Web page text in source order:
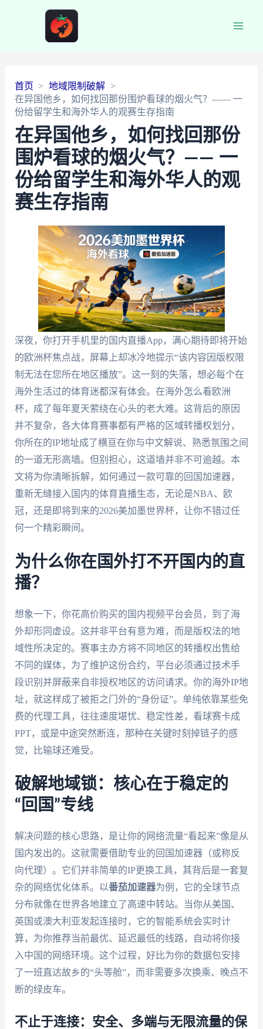
首页
地域限制破解
在异国他乡，如何找回那份围炉看球的烟火气？—— 一
份给留学生和海外华人的观赛生存指南
在异国他乡，如何找回那份
围炉看球的烟火气？—— 一
份给留学生和海外华人的观
赛生存指南
深夜，你打开手机里的国内直播App，满心期待即将开始
的欧洲杯焦点战，屏幕上却冰冷地提示“该内容因版权限
制无法在您所在地区播放”。这一刻的失落，想必每个在
海外生活过的体育迷都深有体会。在海外怎么看欧洲
杯，成了每年夏天萦绕在心头的老大难。这背后的原因
并不复杂，各大体育赛事都有严格的区域转播权划分，
你所在的IP地址成了横亘在你与中文解说、熟悉氛围之间
的一道无形高墙。但别担心，这道墙并非不可逾越。本
文将为你清晰拆解，如何通过一款可靠的回国加速器，
重新无缝接入国内的体育直播生态，无论是NBA、欧
冠，还是即将到来的2026美加墨世界杯，让你不错过任
何一个精彩瞬间。
为什么你在国外打不开国内的直
播？
想象一下，你花高价购买的国内视频平台会员，到了海
外却形同虚设。这并非平台有意为难，而是版权法的地
域性所决定的。赛事主办方将不同地区的转播权出售给
不同的媒体，为了维护这份合约，平台必须通过技术手
段识别并屏蔽来自非授权地区的访问请求。你的海外IP地
址，就这样成了被拒之门外的“身份证”。单纯依靠某些免
费的代理工具，往往速度堪忧、稳定性差，看球赛卡成
PPT，或是中途突然断连，那种在关键时刻掉链子的感
觉，比输球还难受。
破解地域锁：核心在于稳定的
“回国”专线
解决问题的核心思路，是让你的网络流量“看起来”像是从
国内发出的。这就需要借助专业的回国加速器（或称反
向代理）。它们并非简单的IP更换工具，其背后是一套复
杂的网络优化体系。以番茄加速器为例，它的全球节点
分布就像在世界各地建立了高速中转站。当你从美国、
英国或澳大利亚发起连接时，它的智能系统会实时计
算，为你推荐当前最优、延迟最低的线路，自动将你接
入中国的网络环境。这个过程，好比为你的数据包安排
了一班直达故乡的“头等舱”，而非需要多次换乘、晚点不
断的绿皮车。
不止于连接：安全、多端与无限流量的保